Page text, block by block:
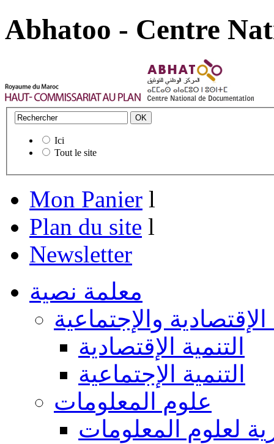
Abhatoo - Centre
Ici
Tout le site
Mon Panier l
Plan du site l
Newsletter
معلمة نصية
الإقتصادية والإجتماعية
التنمية الإقتصادية
التنمية الإجتماعية
علوم المعلومات
لعلوم المعلومات